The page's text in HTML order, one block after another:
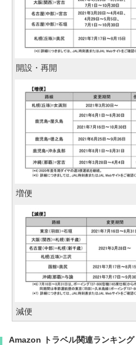
開設・再開
増便
減便
Amazon トラベル関連ランキング